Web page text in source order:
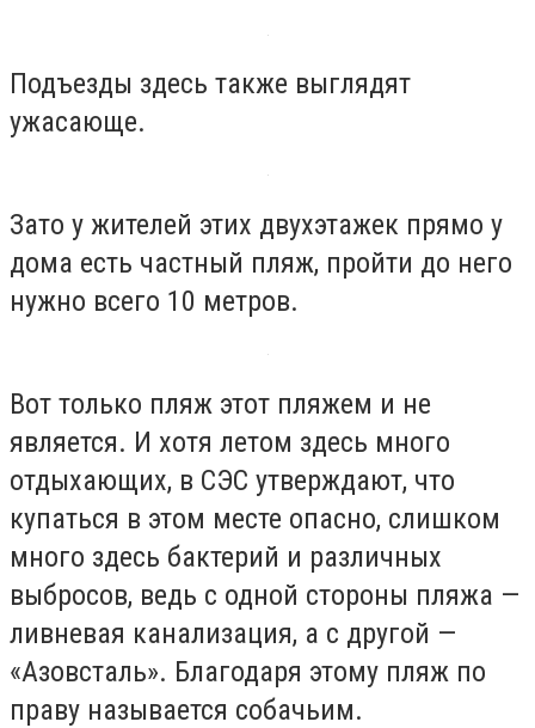
Подъезды здесь также выглядят
ужасающе.
Зато у жителей этих двухэтажек прямо у
дома есть частный пляж, пройти до него
нужно всего 10 метров.
Вот только пляж этот пляжем и не
является. И хотя летом здесь много
отдыхающих, в СЭС утверждают, что
купаться в этом месте опасно, слишком
много здесь бактерий и различных
выбросов, ведь с одной стороны пляжа —
ливневая канализация, а с другой —
«Азовсталь». Благодаря этому пляж по
праву называется собачьим.